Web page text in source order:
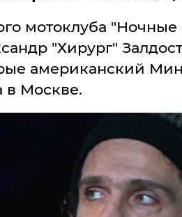
мотоклуба
"Хирург"
американский
в Москве.